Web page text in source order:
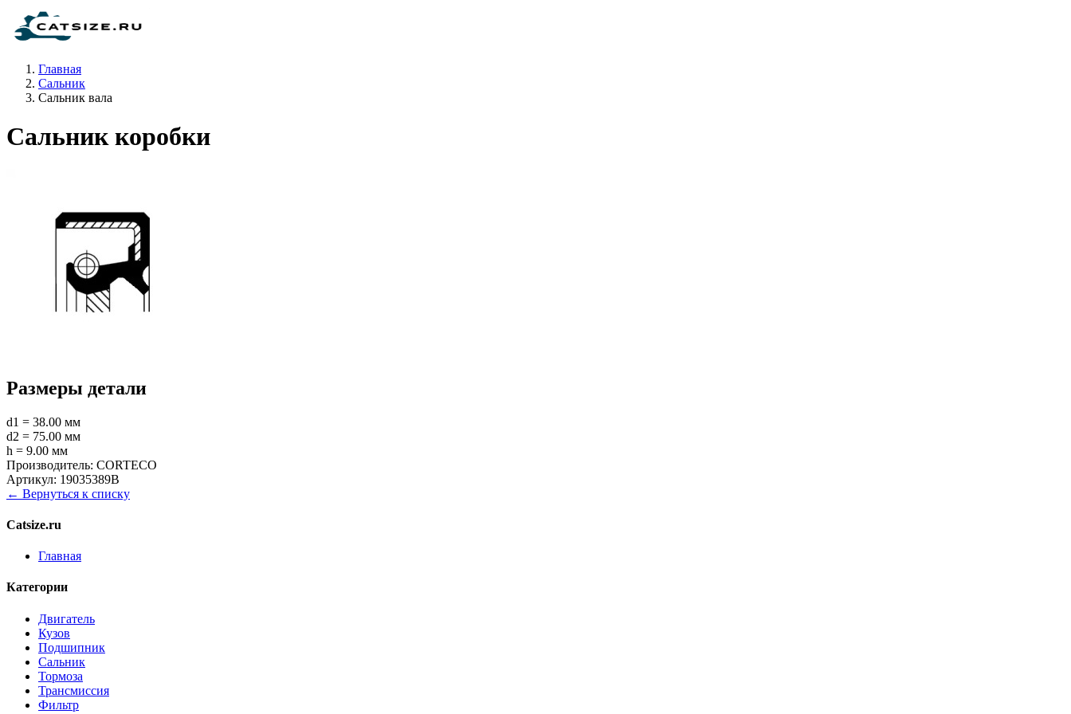
Главная
Сальник
Сальник вала
Сальник коробки
Размеры детали
d1 = 38.00 мм
d2 = 75.00 мм
h = 9.00 мм
Производитель: CORTECO
Артикул: 19035389B
← Вернуться к списку
Catsize.ru
Главная
Категории
Двигатель
Кузов
Подшипник
Сальник
Тормоза
Трансмиссия
Фильтр